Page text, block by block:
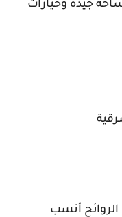
جيدة وخيارات
أنسب